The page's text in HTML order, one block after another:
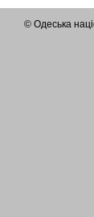
© Одеська